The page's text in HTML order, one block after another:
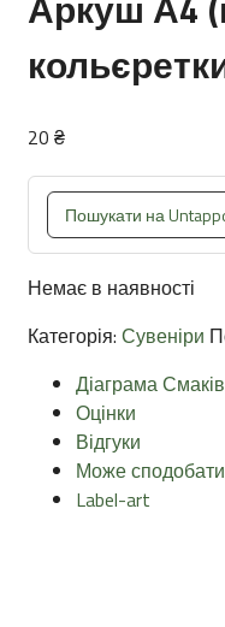
20 ₴
Пошукати на
Немає в наявності
Категорія: Сувеніри
Діаграма Смаків
Оцінки
Відгуки
Може
Label-art